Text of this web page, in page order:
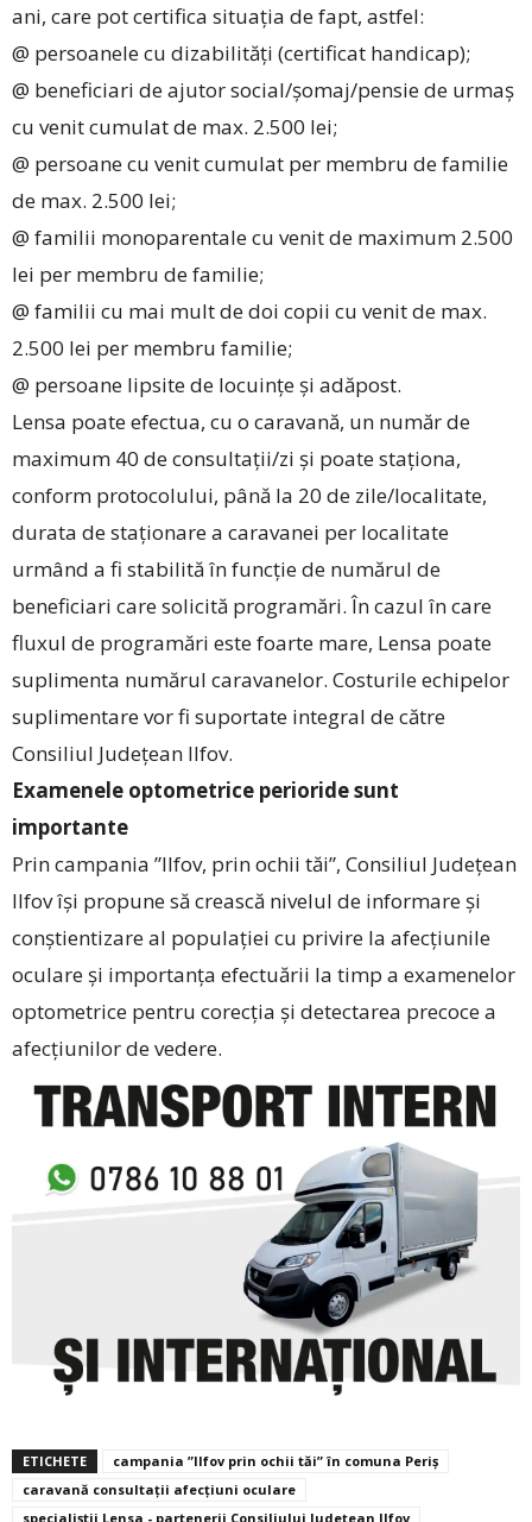
ani, care pot certifica situația de fapt, astfel:
@ persoanele cu dizabilități (certificat handicap);
@ beneficiari de ajutor social/șomaj/pensie de urmaș
cu venit cumulat de max. 2.500 lei;
@ persoane cu venit cumulat per membru de familie
de max. 2.500 lei;
@ familii monoparentale cu venit de maximum 2.500
lei per membru de familie;
@ familii cu mai mult de doi copii cu venit de max.
2.500 lei per membru familie;
@ persoane lipsite de locuințe și adăpost.
Lensa poate efectua, cu o caravană, un număr de
maximum 40 de consultații/zi și poate staționa,
conform protocolului, până la 20 de zile/localitate,
durata de staționare a caravanei per localitate
urmând a fi stabilită în funcție de numărul de
beneficiari care solicită programări. În cazul în care
fluxul de programări este foarte mare, Lensa poate
suplimenta numărul caravanelor. Costurile echipelor
suplimentare vor fi suportate integral de către
Consiliul Județean Ilfov.
Examenele optometrice perioride sunt
importante
Prin campania ”Ilfov, prin ochii tăi”, Consiliul Județean
Ilfov își propune să crească nivelul de informare și
conștientizare al populației cu privire la afecțiunile
oculare și importanța efectuării la timp a examenelor
optometrice pentru corecția și detectarea precoce a
afecțiunilor de vedere.
ETICHETE
campania ”Ilfov prin ochii tăi” în comuna Periș
caravană consultații afecțiuni oculare
specialiștii Lensa - partenerii Consiliului Județean Ilfov